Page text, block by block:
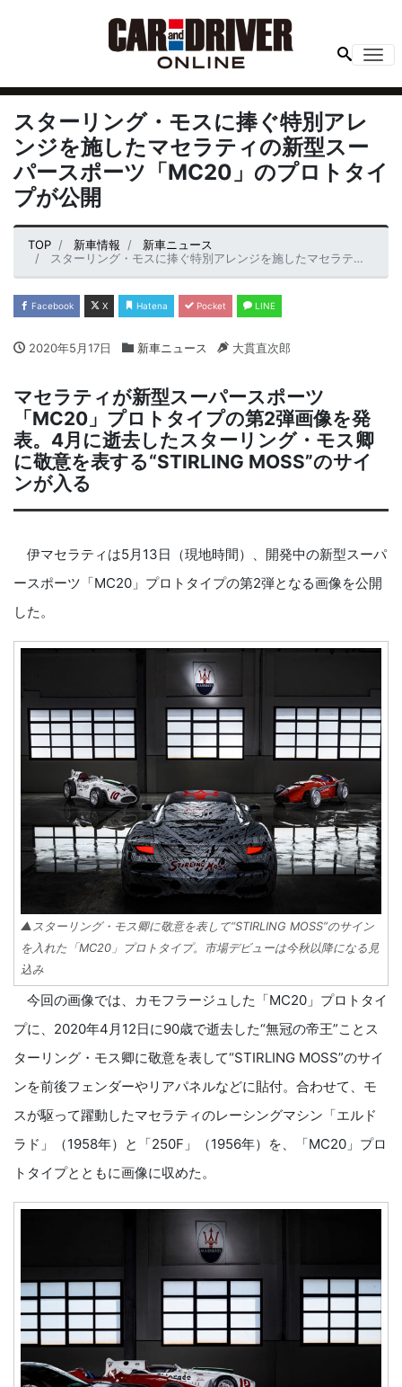
スターリング・モスに捧ぐ特別アレ
ンジを施したマセラティの新型スー
パースポーツ「MC20」のプロトタイ
プが公開
TOP 新車情報
新車ニュース
スターリング・モスに捧ぐ特別アレンジを施したマセラティの新型スーパースポーツ「MC20」のプロトタイプが公開
Facebook X Hatena Pocket LINE
2020年5月17日 新車ニュース 大貫直次郎
マセラティが新型スーパースポーツ
「MC20」プロトタイプの第2弾画像を発
表。4月に逝去したスターリング・モス卿
に敬意を表する“STIRLING MOSS”のサイ
ンが入る
伊マセラティは5月13日（現地時間）、開発中の新型スーパ
ースポーツ「MC20」プロトタイプの第2弾となる画像を公開
した。
▲スターリング・モス卿に敬意を表して“STIRLING MOSS”のサイン
を入れた「MC20」プロトタイプ。市場デビューは今秋以降になる見
込み
今回の画像では、カモフラージュした「MC20」プロトタイ
プに、2020年4月12日に90歳で逝去した“無冠の帝王”ことス
ターリング・モス卿に敬意を表して“STIRLING MOSS”のサイ
ンを前後フェンダーやリアパネルなどに貼付。合わせて、モ
スが駆って躍動したマセラティのレーシングマシン「エルド
ラド」（1958年）と「250F」（1956年）を、「MC20」プロ
トタイプとともに画像に収めた。